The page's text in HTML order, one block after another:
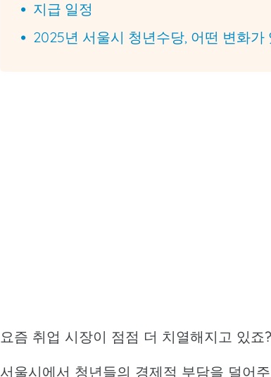
지급 일정
2025년 서울시 청년수당, 어떤 변화가
요즘 취업 시장이 점점 더 치열해지고 있
서울시에서 청년들의 경제적 부담을 덜어